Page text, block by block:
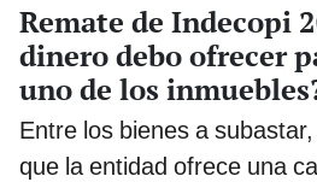
Remate de Indecopi
dinero debo ofrecer
uno de los
Entre los bienes a
que la entidad ofrece una